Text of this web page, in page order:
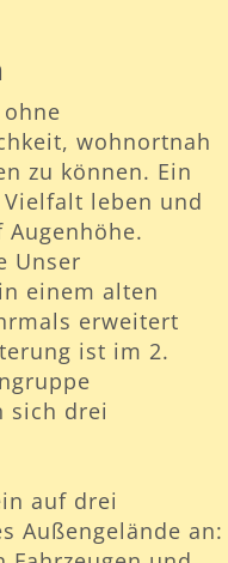
wohnortnah
zu können. Ein
leben und
Unser
einem alten
erweitert
ist im 2.
sich drei
auf drei
Außengelände an: